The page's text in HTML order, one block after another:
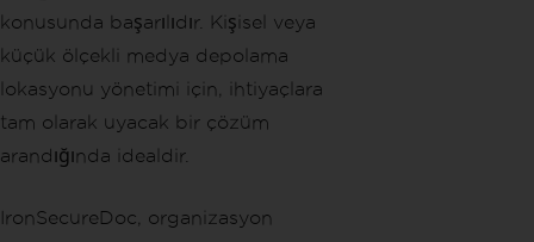
konusunda başarılıdır. Kişisel veya
küçük ölçekli medya depolama
lokasyonu yönetimi için, ihtiyaçlara
tam olarak uyacak bir çözüm
arandığında idealdir.
IronSecureDoc, organizasyon